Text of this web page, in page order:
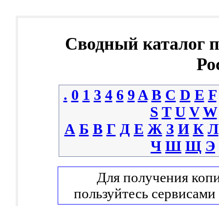
Сводный каталог
. 0 1 3 4 6 9 A B C D E F
S T U V W
А Б В Г Д Е Ж З И К Л
Ч Ш Щ Э
Для получения
пользуйтесь сервисами